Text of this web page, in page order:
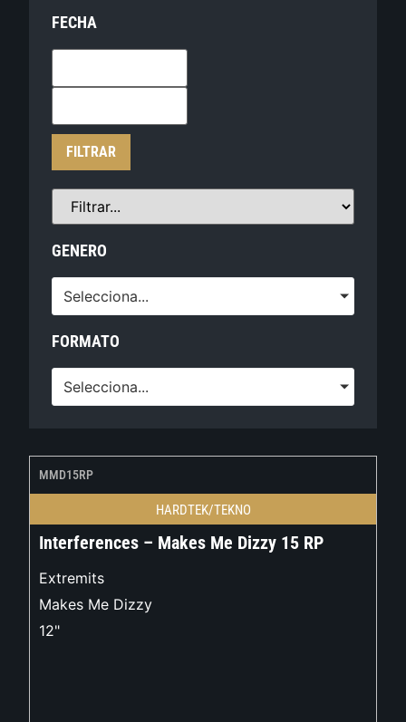
FECHA
FILTRAR
GENERO
Selecciona...
FORMATO
Selecciona...
MMD15RP
HARDTEK/TEKNO
Interferences – Makes Me Dizzy 15 RP
Extremits
Makes Me Dizzy
12"